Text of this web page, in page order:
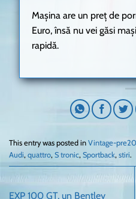
Mașina are un preț de
Euro, însă nu vei găsi
rapidă.
This entry was posted in Vintage-
Audi, quattro, S tronic, Sportback, stiri.
EXP 100 GT, un Bentley